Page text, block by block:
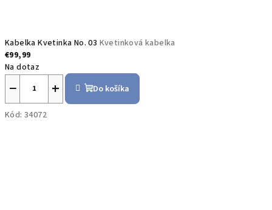
Kabelka Kvetinka No. 03 Kvetinková kabelka
€99,99
Na dotaz
+
− Do košíka
Kód: 34072